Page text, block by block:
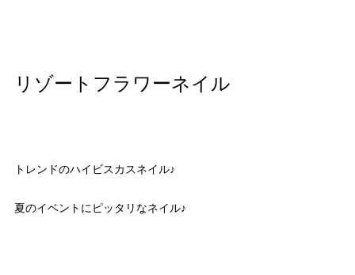
リゾートフラワーネイル
トレンドのハイビスカスネイル♪
夏のイベントにピッタリなネイル♪